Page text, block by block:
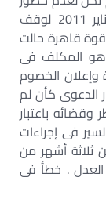
الطرفان الجلسة المحددة لقيام ثورة 25 يناير 2011 لوقف
قاهرة حالت
هو المكلف فى
وإعلان الخصوم
الدعوى كأن لم
باعتبار
فى إجراءات
ثلاثة أشهر من
العدل . خطأ فى